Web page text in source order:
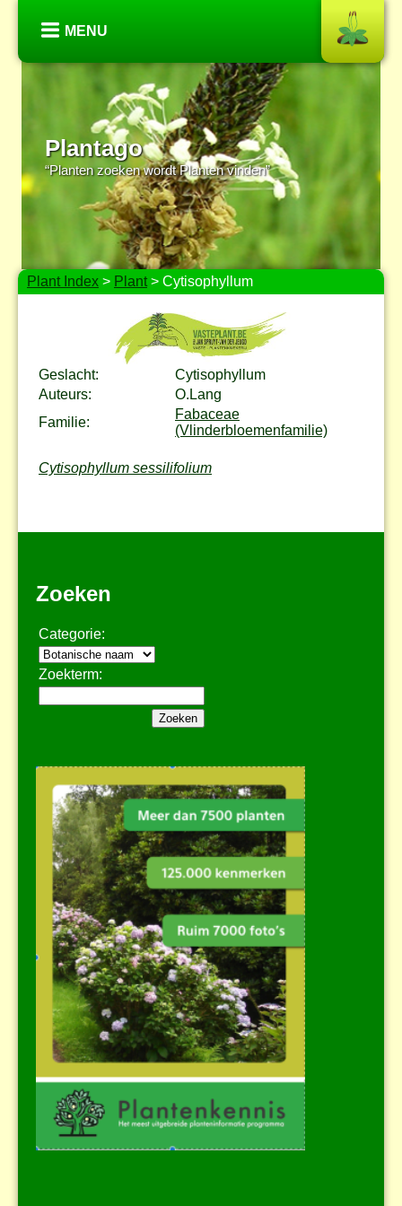
MENU
Plantago
“Planten zoeken wordt Planten vinden”
Plant Index > Plant> Cytisophyllum
Geslacht:
Cytisophyllum
Auteurs:
O.Lang
Familie:
Fabaceae
(Vlinderbloemenfamilie)
Cytisophyllum sessilifolium
Zoeken
Categorie:
Zoekterm: